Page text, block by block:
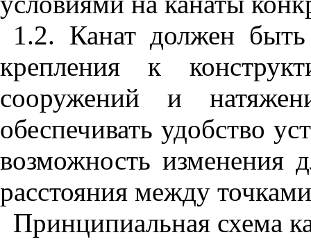
1.2. Канат должен
крепления к
сооружений и
обеспечивать удобство
возможность изменения
расстояния между
Принципиальная схема